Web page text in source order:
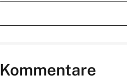
Kommentare